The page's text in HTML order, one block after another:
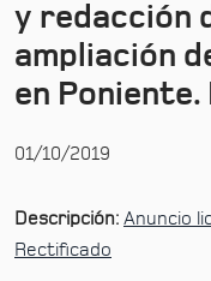
y redacción
ampliación
en Poniente.
01/10/2019
Descripción: Anuncio
Rectificado